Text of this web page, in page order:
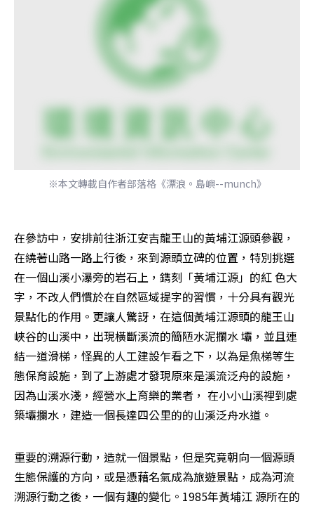
※本文轉載自作者部落格《漂浪。島嶼--munch》
在參訪中，安排前往浙江安吉龍王山的黃埔江源頭參觀，
在繞著山路一路上行後，來到源頭立碑的位置，特別挑選
在一個山溪小瀑旁的岩石上，鐫刻「黃埔江源」的紅 色大
字，不改人們慣於在自然區域提字的習慣，十分具有觀光
景點化的作用。更讓人驚訝，在這個黃埔江源頭的龍王山
峽谷的山溪中，出現橫斷溪流的簡陋水泥攔水 壩，並且連
結一道滑梯，怪異的人工建設乍看之下，以為是魚梯等生
態保育設施，到了上游處才發現原來是溪流泛舟的設施，
因為山溪水淺，經營水上育樂的業者， 在小小山溪裡到處
築壩攔水，建造一個長達四公里的的山溪泛舟水道。
重要的溯源行動，造就一個景點，但是究竟朝向一個源頭
生態保護的方向，或是憑藉名氣成為旅遊景點，成為河流
溯源行動之後，一個有趣的變化。1985年黃埔江 源所在的